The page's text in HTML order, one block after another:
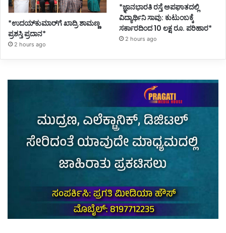
*ಉದಯ್‌ಕುಮಾರ್‌ಗೆ ಖಾದ್ರಿ ಶಾಮಣ್ಣ
ಪ್ರಶಸ್ತಿ ಪ್ರದಾನ*
2 hours ago
*ಜ್ಞಾನಭಾರತಿ ರಸ್ತೆ ಅಪಘಾತದಲ್ಲಿ
ವಿದ್ಯಾರ್ಥಿನಿ ಸಾವು: ಕುಟುಂಬಕ್ಕೆ
ಸರ್ಕಾರದಿಂದ 10 ಲಕ್ಷ ರೂ. ಪರಿಹಾರ*
2 hours ago